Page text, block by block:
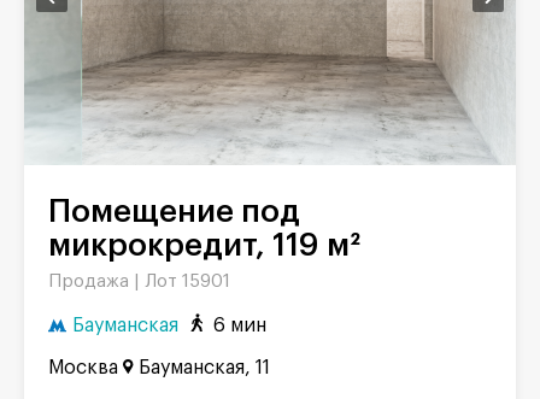
Помещение под
микрокредит, 119 м²
Продажа | Лот 15901
Бауманская 6 мин
Москва Бауманская, 11